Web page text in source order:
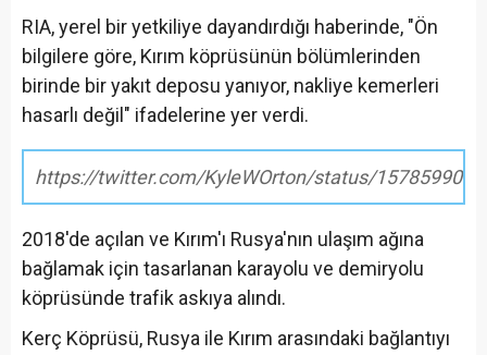
RIA, yerel bir yetkiliye dayandırdığı haberinde, "Ön
bilgilere göre, Kırım köprüsünün bölümlerinden
birinde bir yakıt deposu yanıyor, nakliye kemerleri
hasarlı değil" ifadelerine yer verdi.
https://twitter.com/KyleWOrton/status/
2018'de açılan ve Kırım'ı Rusya'nın ulaşım ağına
bağlamak için tasarlanan karayolu ve demiryolu
köprüsünde trafik askıya alındı.
Kerç Köprüsü, Rusya ile Kırım arasındaki bağlantıyı